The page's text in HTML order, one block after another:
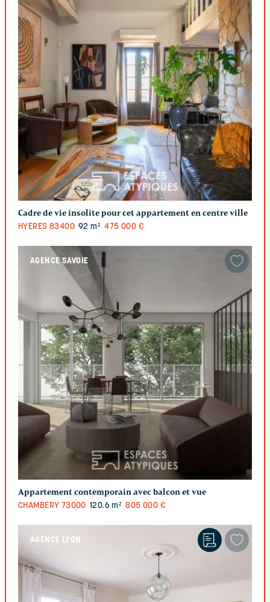
Cadre de vie insolite pour cet appartement en centre ville
HYERES 83400 92 m² 475 000 €
AGENCE SAVOIE
Appartement contemporain avec balcon et vue
CHAMBERY 73000 120.6 m² 805 000 €
AGENCE LYON